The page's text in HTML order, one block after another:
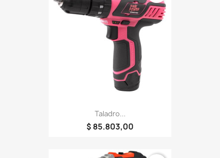
Taladro...
$ 85.803,00